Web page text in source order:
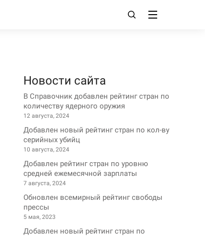
Новости сайта
В Справочник добавлен рейтинг стран по
количеству ядерного оружия
12 августа, 2024
Добавлен новый рейтинг стран по кол-ву
серийных убийц
10 августа, 2024
Добавлен рейтинг стран по уровню
средней ежемесячной зарплаты
7 августа, 2024
Обновлен всемирный рейтинг свободы
прессы
5 мая, 2023
Добавлен новый рейтинг стран по